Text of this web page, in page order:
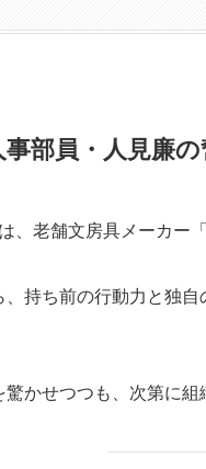
部員・人見廉
、老舗文房具メーカー
持ち前の行動力と独
かせつつも、次第に組